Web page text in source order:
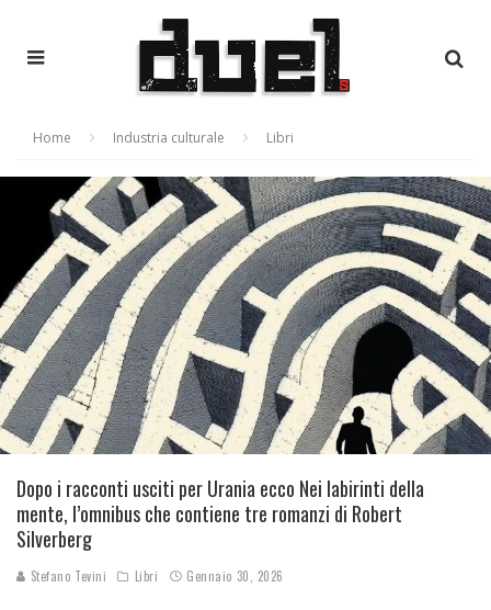
Home Industria culturale Libri
Dopo i racconti usciti per Urania ecco Nei labirinti della
mente, l’omnibus che contiene tre romanzi di Robert
Silverberg
Stefano Tevini Libri Gennaio 30, 2026